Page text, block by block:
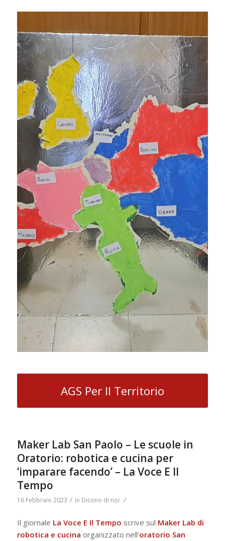
AGS Per Il Territorio
Maker Lab San Paolo – Le scuole in
Oratorio: robotica e cucina per
‘imparare facendo’ – La Voce E Il
Tempo
16 Febbraio 2023 / in Dicono di noi /
Il giornale La Voce E Il Tempo scrive sul Maker Lab di
robotica e cucina organizzato nell’oratorio San